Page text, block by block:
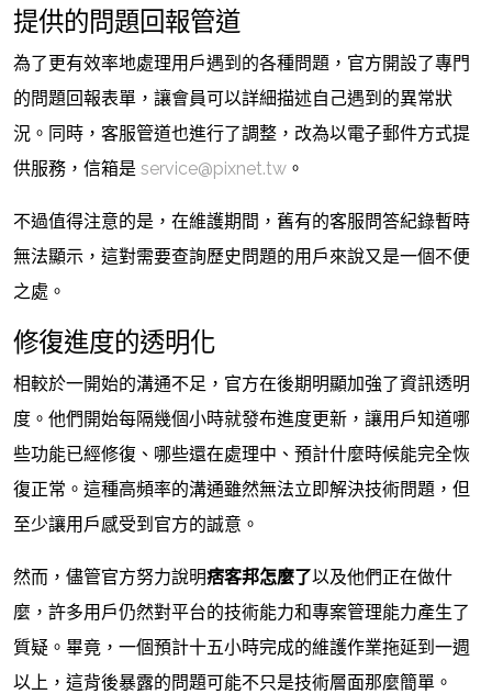
提供的問題回報管道
為了更有效率地處理用戶遇到的各種問題，官方開設了專門
的問題回報表單，讓會員可以詳細描述自己遇到的異常狀
況。同時，客服管道也進行了調整，改為以電子郵件方式提
供服務，信箱是 service@pixnet.tw 。
不過值得注意的是，在維護期間，舊有的客服問答紀錄暫時
無法顯示，這對需要查詢歷史問題的用戶來說又是一個不便
之處。
修復進度的透明化
相較於一開始的溝通不足，官方在後期明顯加強了資訊透明
度。他們開始每隔幾個小時就發布進度更新，讓用戶知道哪
些功能已經修復、哪些還在處理中、預計什麼時候能完全恢
復正常。這種高頻率的溝通雖然無法立即解決技術問題，但
至少讓用戶感受到官方的誠意。
然而，儘管官方努力說明痞客邦怎麼了以及他們正在做什
麼，許多用戶仍然對平台的技術能力和專案管理能力產生了
質疑。畢竟，一個預計十五小時完成的維護作業拖延到一週
以上，這背後暴露的問題可能不只是技術層面那麼簡單。